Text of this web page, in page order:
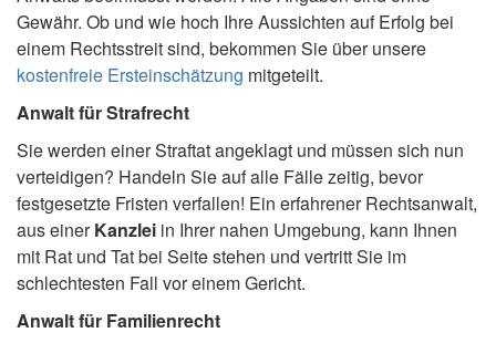
Gewähr. Ob und wie hoch Ihre Aussichten auf Erfolg bei
einem Rechtsstreit sind, bekommen Sie über unsere
kostenfreie Ersteinschätzung mitgeteilt.
Anwalt für Strafrecht
Sie werden einer Straftat angeklagt und müssen sich nun
verteidigen? Handeln Sie auf alle Fälle zeitig, bevor
festgesetzte Fristen verfallen! Ein erfahrener Rechtsanwalt,
aus einerKanzlei in Ihrer nahen Umgebung, kann Ihnen
mit Rat und Tat bei Seite stehen und vertritt Sie im
schlechtesten Fall vor einem Gericht.
Anwalt für Familienrecht